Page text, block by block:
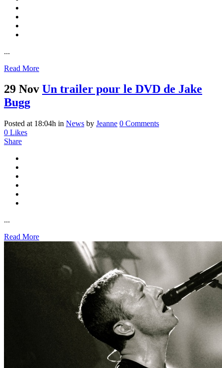
...
Read More
29 Nov Un trailer pour le DVD de Jake
Bugg
Posted at 18:04h in News by Jeanne 0 Comments
0 Likes
Share
...
Read More